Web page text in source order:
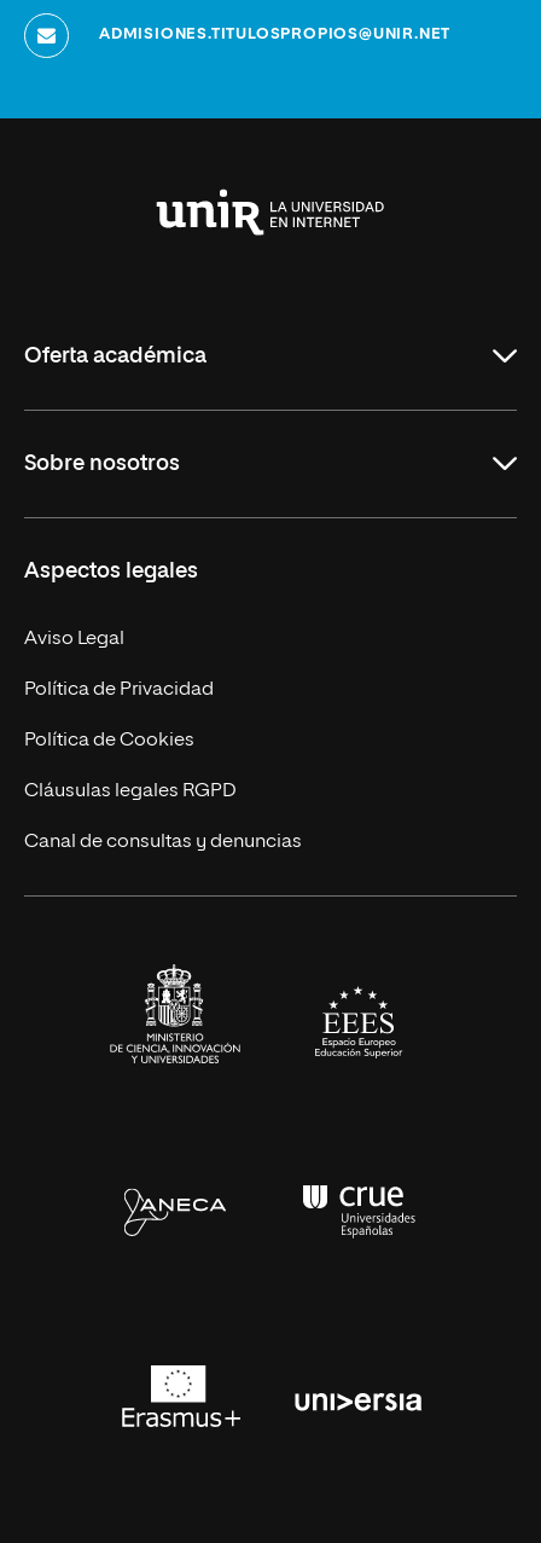
ADMISIONES.TITULOSPROPIOS@UNIR.NET
Oferta académica
Másteres Oficiales
Doctorados
Experto Universitario
Postgrados
Cursos Universitarios
Sobre nosotros
Facultades
Nuestro Equipo
Trabaja en UNIR
Actualidad
UNIR Revista
Eventos
Aspectos legales
Aviso Legal
Política de Privacidad
Política de Cookies
Cláusulas legales RGPD
Canal de consultas y denuncias